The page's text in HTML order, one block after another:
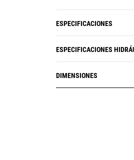
través de una
visuales y
ESPECIFICACIONES
ESPECIFICACIONES
DIMENSIONES